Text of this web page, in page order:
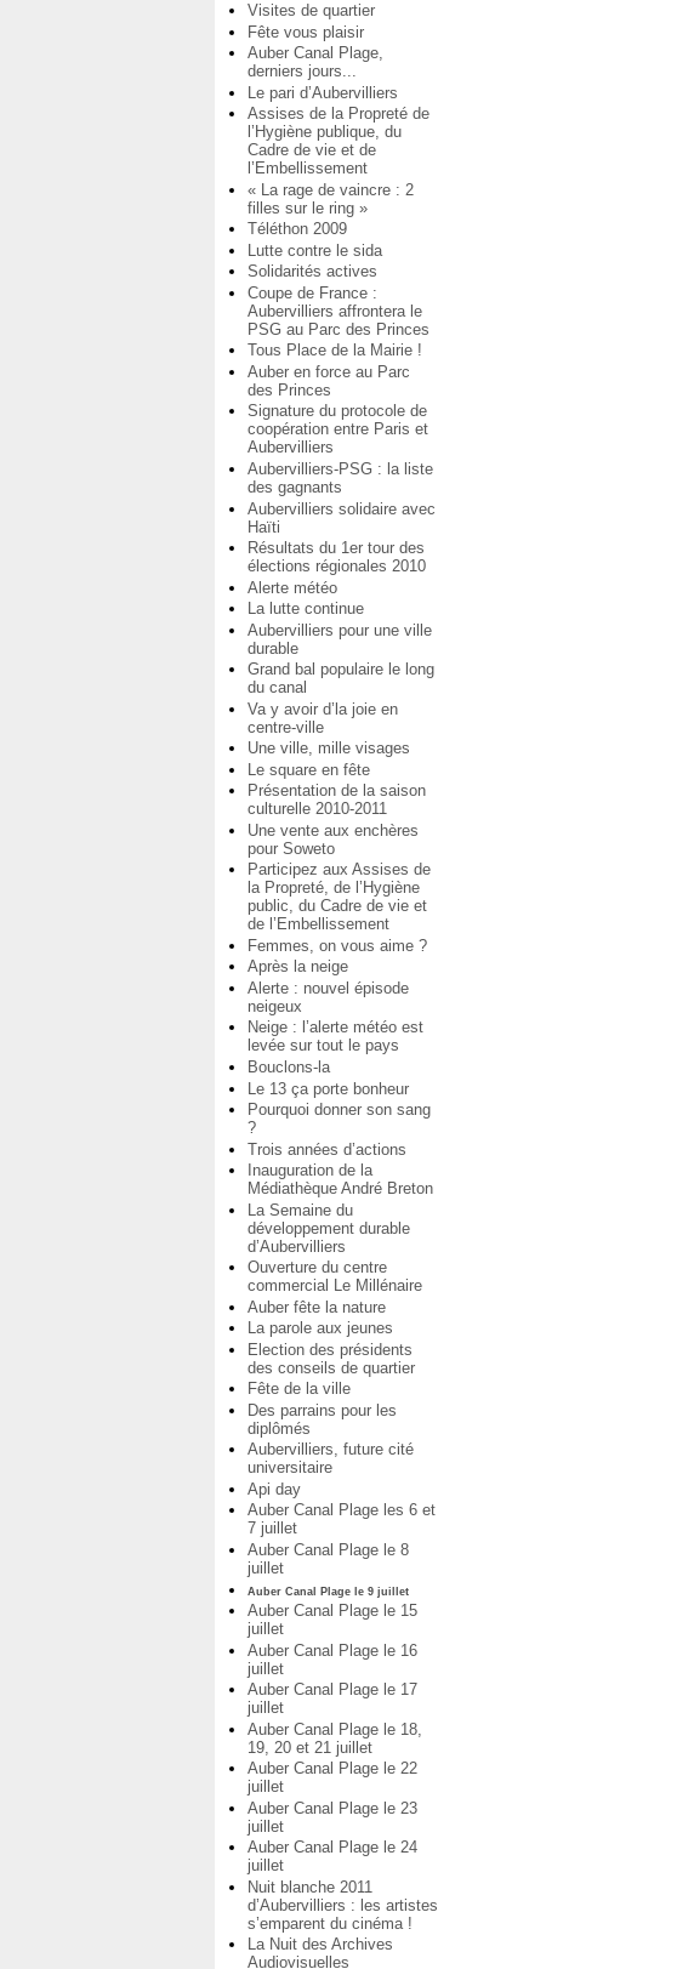
Visites de quartier
Fête vous plaisir
Auber Canal Plage,
derniers jours...
Le pari d’Aubervilliers
Assises de la Propreté de
l’Hygiène publique, du
Cadre de vie et de
l’Embellissement
« La rage de vaincre : 2
filles sur le ring »
Téléthon 2009
Lutte contre le sida
Solidarités actives
Coupe de France :
Aubervilliers affrontera le
PSG au Parc des Princes
Tous Place de la Mairie !
Auber en force au Parc
des Princes
Signature du protocole de
coopération entre Paris et
Aubervilliers
Aubervilliers-PSG : la liste
des gagnants
Aubervilliers solidaire avec
Haïti
Résultats du 1er tour des
élections régionales 2010
Alerte météo
La lutte continue
Aubervilliers pour une ville
durable
Grand bal populaire le long
du canal
Va y avoir d’la joie en
centre-ville
Une ville, mille visages
Le square en fête
Présentation de la saison
culturelle 2010-2011
Une vente aux enchères
pour Soweto
Participez aux Assises de
la Propreté, de l’Hygiène
public, du Cadre de vie et
de l’Embellissement
Femmes, on vous aime ?
Après la neige
Alerte : nouvel épisode
neigeux
Neige : l’alerte météo est
levée sur tout le pays
Bouclons-la
Le 13 ça porte bonheur
Pourquoi donner son sang
?
Trois années d’actions
Inauguration de la
Médiathèque André Breton
La Semaine du
développement durable
d’Aubervilliers
Ouverture du centre
commercial Le Millénaire
Auber fête la nature
La parole aux jeunes
Election des présidents
des conseils de quartier
Fête de la ville
Des parrains pour les
diplômés
Aubervilliers, future cité
universitaire
Api day
Auber Canal Plage les 6 et
7 juillet
Auber Canal Plage le 8
juillet
Auber Canal Plage le 9 juillet
Auber Canal Plage le 15
juillet
Auber Canal Plage le 16
juillet
Auber Canal Plage le 17
juillet
Auber Canal Plage le 18,
19, 20 et 21 juillet
Auber Canal Plage le 22
juillet
Auber Canal Plage le 23
juillet
Auber Canal Plage le 24
juillet
Nuit blanche 2011
d’Aubervilliers : les artistes
s’emparent du cinéma !
La Nuit des Archives
Audiovisuelles